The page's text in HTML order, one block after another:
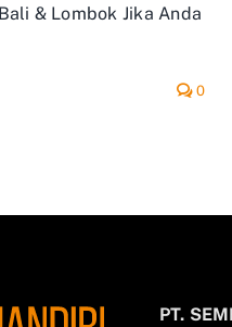
& Lombok Jika Anda
0
PT.